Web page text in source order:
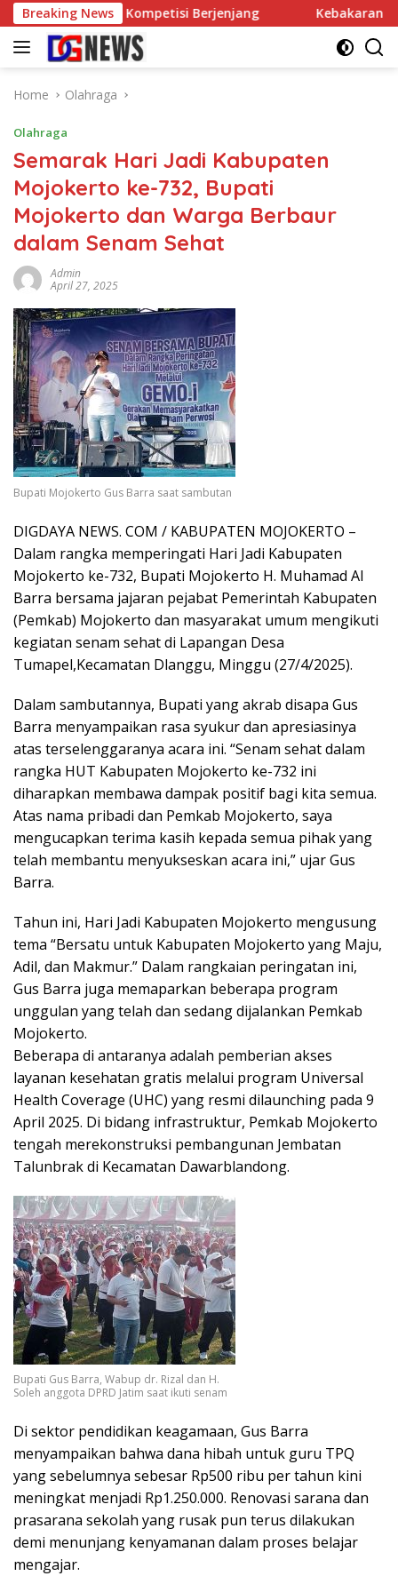
Skip
to
content
Breaking News
Lewat Kompetisi Berjenjang Kebakaran Lahan di
Home Olahraga
Olahraga
Semarak Hari Jadi Kabupaten
Mojokerto ke-732, Bupati
Mojokerto dan Warga Berbaur
dalam Senam Sehat
Admin
April 27, 2025
Bupati Mojokerto Gus Barra saat sambutan
DIGDAYA NEWS. COM / KABUPATEN MOJOKERTO –
Dalam rangka memperingati Hari Jadi Kabupaten
Mojokerto ke-732, Bupati Mojokerto H. Muhamad Al
Barra bersama jajaran pejabat Pemerintah Kabupaten
(Pemkab) Mojokerto dan masyarakat umum mengikuti
kegiatan senam sehat di Lapangan Desa
Tumapel,Kecamatan Dlanggu, Minggu (27/4/2025).
Dalam sambutannya, Bupati yang akrab disapa Gus
Barra menyampaikan rasa syukur dan apresiasinya
atas terselenggaranya acara ini. “Senam sehat dalam
rangka HUT Kabupaten Mojokerto ke-732 ini
diharapkan membawa dampak positif bagi kita semua.
Atas nama pribadi dan Pemkab Mojokerto, saya
mengucapkan terima kasih kepada semua pihak yang
telah membantu menyukseskan acara ini,” ujar Gus
Barra.
Tahun ini, Hari Jadi Kabupaten Mojokerto mengusung
tema “Bersatu untuk Kabupaten Mojokerto yang Maju,
Adil, dan Makmur.” Dalam rangkaian peringatan ini,
Gus Barra juga memaparkan beberapa program
unggulan yang telah dan sedang dijalankan Pemkab
Mojokerto.
Beberapa di antaranya adalah pemberian akses
layanan kesehatan gratis melalui program Universal
Health Coverage (UHC) yang resmi dilaunching pada 9
April 2025. Di bidang infrastruktur, Pemkab Mojokerto
tengah merekonstruksi pembangunan Jembatan
Talunbrak di Kecamatan Dawarblandong.
Bupati Gus Barra, Wabup dr. Rizal dan H.
Soleh anggota DPRD Jatim saat ikuti senam
Di sektor pendidikan keagamaan, Gus Barra
menyampaikan bahwa dana hibah untuk guru TPQ
yang sebelumnya sebesar Rp500 ribu per tahun kini
meningkat menjadi Rp1.250.000. Renovasi sarana dan
prasarana sekolah yang rusak pun terus dilakukan
demi menunjang kenyamanan dalam proses belajar
mengajar.